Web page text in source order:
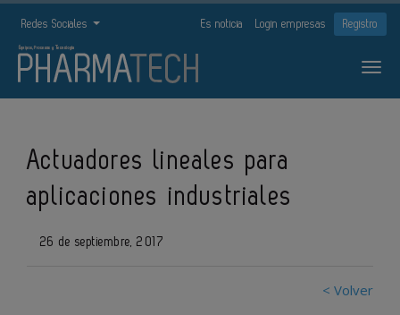
Redes Sociales Es noticia Login empresas Registro
Actuadores lineales para
aplicaciones industriales
26 de septiembre, 2017
< Volver